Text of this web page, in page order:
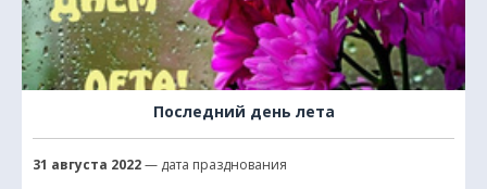
Последний день лета
31 августа 2022— дата празднования